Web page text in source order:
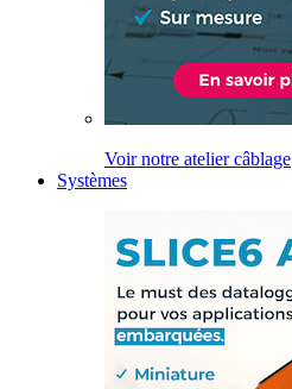
Voir notre atelier câblage
Systèmes